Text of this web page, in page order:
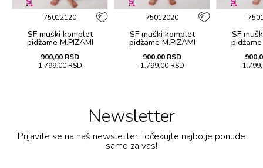
75012120
SF muški kоmplеt
pidžamе M.PIZAMI
SP.OFFER WEEKEND KD
SS26
900,00 RSD
1.799,00RSD
75012020
SF muški kоmplеt
pidžamе M.PIZAMI
SP.OFFER GIN KD SS26
900,00 RSD
1.799,00RSD
SF
SP.OFFER
Newsletter
Prijavite se na naš newsletter i očekujte najbolje ponude
samo za vas!